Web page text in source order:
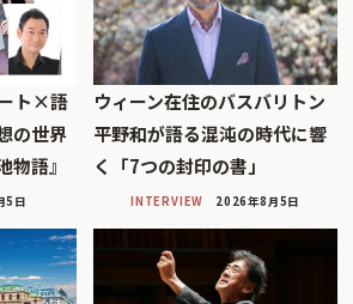
ト×語
の世界
物語』
5日
ウィーン在住のバスバリトン
平野和が語る混沌の時代に響
く「7つの封印の書」
INTERVIEW 2026年8月5日